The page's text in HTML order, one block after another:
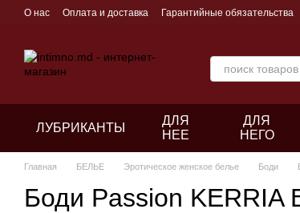
Перейти к основному контенту
О нас Оплата и доставка Гарантийные обязательства
ЛУБРИКАНТЫ
ДЛЯ
НЕЕ
ДЛЯ
НЕГО
Главная БЕЛЬЕ Эротическое женское белье Боди
Боди Passion KERRIA